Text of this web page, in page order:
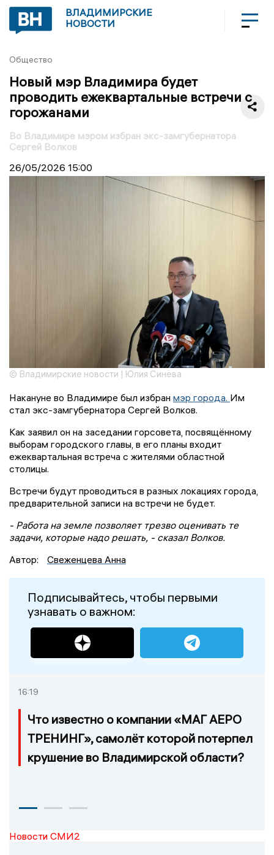
ВЛАДИМИРСКИЕ
НОВОСТИ
Общество
Новый мэр Владимира будет
проводить ежеквартальные встречи с
горожанами
Во Владимире мэром избран экс-замгубернатора
Сергей Волков
26/05/2026 15:00
© Владимирские новости | Юлия Синёва
Накануне во Владимире был избран мэр города. Им
стал экс-замгубернатора Сергей Волков.
Как заявил он на заседании горсовета, посвящённому
выборам городского главы, в его планы входит
ежеквартальная встреча с жителями областной
столицы.
Встречи будут проводиться в разных локациях города,
предварительной записи на встречи не будет.
- Работа на земле позволяет трезво оценивать те
задачи, которые надо решать, - сказал Волков.
Автор:
Свеженцева Анна
Подписывайтесь, чтобы первыми
узнавать о важном:
16:19
Что известно о компании «МАГ АЕРО
ТРЕНИНГ», самолёт которой потерпел
крушение во Владимирской области?
Новости СМИ2